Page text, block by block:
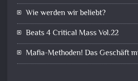
Wie werden wir beliebt?
Beats 4 Critical Mass Vol.22
Mafia-Methoden! Das Geschäft